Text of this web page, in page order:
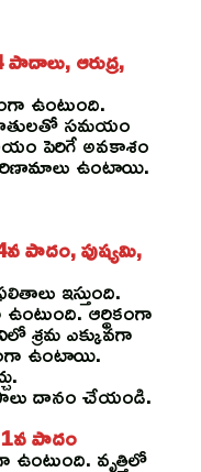
ఆరుద్ర,
ఉంటుంది.
సమయం
పెరిగే అవకాశం
ఉంటాయి.
పాదం, పుష్యమి,
ఇస్తుంది.
ఆర్థికంగా
శ్రమ ఎక్కువగా
ఉంటాయి.
దానం చేయండి.
1వ పాదం
వృత్తిలో